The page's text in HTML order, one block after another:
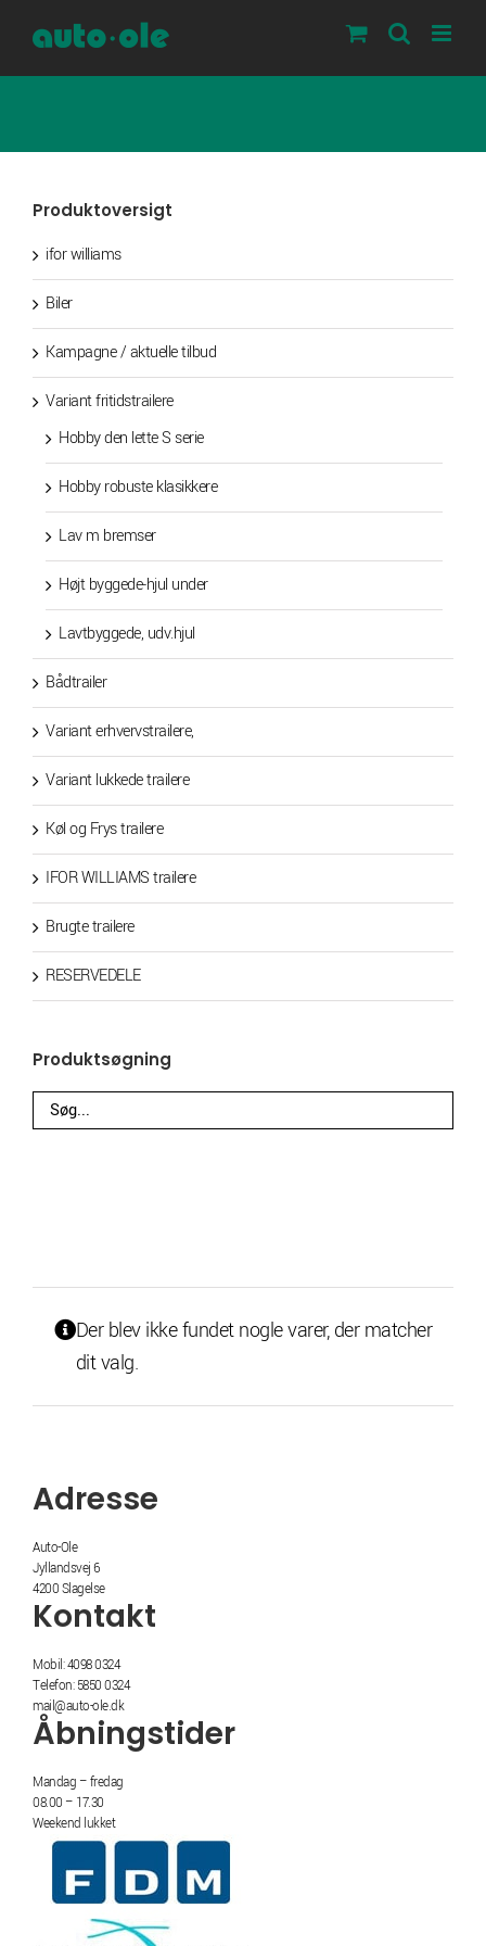
content
Der blev ikke fundet nogle varer, der matcher
dit valg.
Produktoversigt
ifor williams
Biler
Kampagne / aktuelle tilbud
Variant fritidstrailere
Hobby den lette S serie
Hobby robuste klasikkere
Lav m bremser
Højt byggede-hjul under
Lavtbyggede, udv.hjul
Bådtrailer
Variant erhvervstrailere,
Variant lukkede trailere
Køl og Frys trailere
IFOR WILLIAMS trailere
Brugte trailere
RESERVEDELE
Produktsøgning
Adresse
Auto-Ole
Jyllandsvej 6
4200 Slagelse
Kontakt
Mobil: 4098 0324
Telefon: 5850 0324
mail@auto-ole.dk
Åbningstider
Mandag – fredag
08.00 – 17.30
Weekend lukket